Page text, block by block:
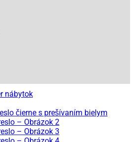
nábytok